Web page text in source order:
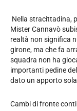
Nella stracittadina,
Mister Cannavò
realtà non significa
girone, ma che fa
squadra non ha
importanti pedine
dato un apporto
Cambi di fronte